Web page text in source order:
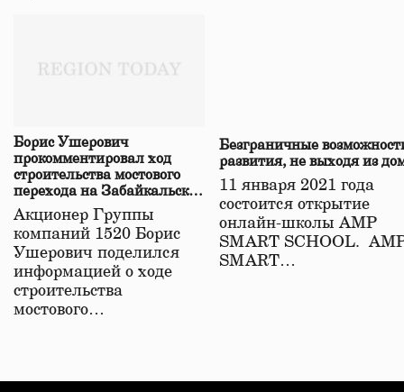
Борис Ушерович
прокомментировал ход
строительства мостового
перехода на Забайкальской
железной дороге
Акционер Группы
компаний 1520 Борис
Ушерович поделился
информацией о ходе
строительства
мостового…
Безграничные
развития, не выходя из
11 января 2021 года
состоится открытие
онлайн-школы АМР
SMART SCHOOL.
SMART…